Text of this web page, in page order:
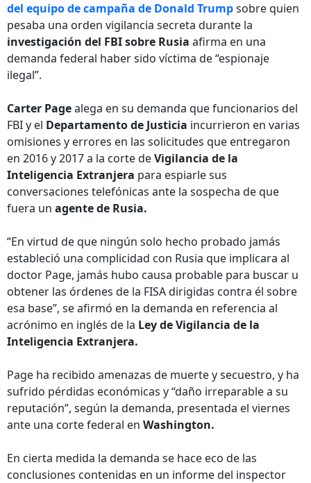
del equipo de campaña de Donald Trumpsobre quien
pesaba una orden vigilancia secreta durante la
investigación del FBI sobre Rusia afirma en una
demanda federal haber sido víctima de “espionaje
ilegal”.
Carter Pagealega en su demanda que funcionarios del
FBI y el Departamento de Justicia incurrieron en varias
omisiones y errores en las solicitudes que entregaron
en 2016 y 2017 a la corte deVigilancia de la
Inteligencia Extranjera para espiarle sus
conversaciones telefónicas ante la sospecha de que
fuera un agente de Rusia.
“En virtud de que ningún solo hecho probado jamás
estableció una complicidad con Rusia que implicara al
doctor Page, jamás hubo causa probable para buscar u
obtener las órdenes de la FISA dirigidas contra él sobre
esa base”, se afirmó en la demanda en referencia al
acrónimo en inglés de la Ley de Vigilancia de la
Inteligencia Extranjera.
Page ha recibido amenazas de muerte y secuestro, y ha
sufrido pérdidas económicas y “daño irreparable a su
reputación”, según la demanda, presentada el viernes
ante una corte federal en Washington.
En cierta medida la demanda se hace eco de las
conclusiones contenidas en un informe del inspector